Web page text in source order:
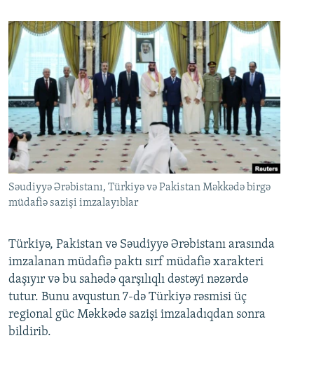
Səudiyyə Ərəbistanı, Türkiyə və Pakistan Məkkədə birgə
müdafiə sazişi imzalayıblar
Türkiyə, Pakistan və Səudiyyə Ərəbistanı arasında
imzalanan müdafiə paktı sırf müdafiə xarakteri
daşıyır və bu sahədə qarşılıqlı dəstəyi nəzərdə
tutur. Bunu avqustun 7-də Türkiyə rəsmisi üç
regional güc Məkkədə sazişi imzaladıqdan sonra
bildirib.